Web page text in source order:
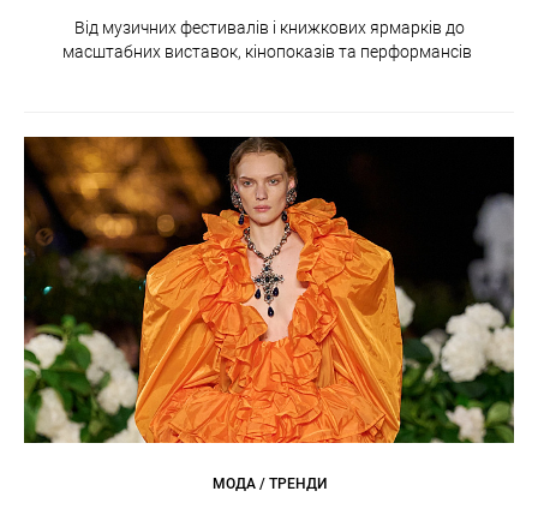
Від музичних фестивалів і книжкових ярмарків до
масштабних виставок, кінопоказів та перформансів
МОДА / ТРЕНДИ